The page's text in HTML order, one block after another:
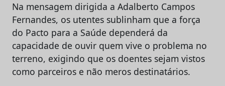
Na mensagem dirigida a Adalberto Campos
Fernandes, os utentes sublinham que a força
do Pacto para a Saúde dependerá da
capacidade de ouvir quem vive o problema no
terreno, exigindo que os doentes sejam vistos
como parceiros e não meros destinatários.